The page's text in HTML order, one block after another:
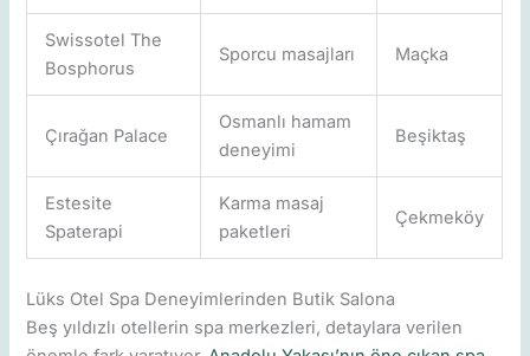
Swissotel The
Bosphorus
Sporcu masajları Maçka
Çırağan Palace
Osmanlı hamam
deneyimi
Beşiktaş
Estesite
Spaterapi
Karma masaj
paketleri
Çekmeköy
Lüks Otel Spa Deneyimlerinden Butik Salona
Beş yıldızlı otellerin spa merkezleri, detaylara verilen